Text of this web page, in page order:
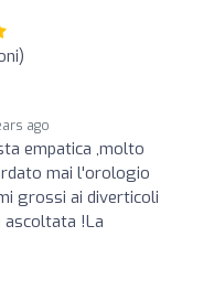
ago
empatica ,molto
mai l'orologio
grossi ai diverticoli
!La